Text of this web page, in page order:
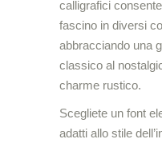
calligrafici
fascino in diversi
abbracciando una
classico al
charme rustico.
Scegliete un font
adatti allo stile